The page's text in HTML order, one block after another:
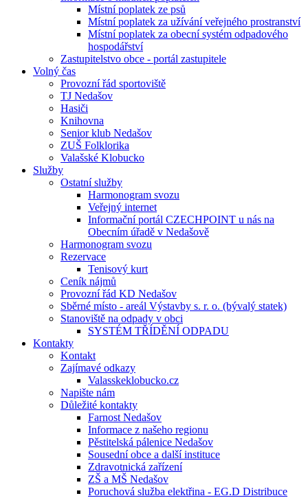
Místní poplatek ze psů
Místní poplatek za užívání veřejného prostranství
Místní poplatek za obecní systém odpadového
hospodářství
Zastupitelstvo obce - portál zastupitele
Volný čas
Provozní řád sportoviště
TJ Nedašov
Hasiči
Knihovna
Senior klub Nedašov
ZUŠ Folklorika
Valašské Klobucko
Služby
Ostatní služby
Harmonogram svozu
Veřejný internet
Informační portál CZECHPOINT u nás na
Obecním úřadě v Nedašově
Harmonogram svozu
Rezervace
Tenisový kurt
Ceník nájmů
Provozní řád KD Nedašov
Sběrné místo - areál Výstavby s. r. o. (bývalý statek)
Stanoviště na odpady v obci
SYSTÉM TŘÍDĚNÍ ODPADU
Kontakty
Kontakt
Zajímavé odkazy
Valasskeklobucko.cz
Napište nám
Důležité kontakty
Farnost Nedašov
Informace z našeho regionu
Pěstitelská pálenice Nedašov
Sousední obce a další instituce
Zdravotnická zařízení
ZŠ a MŠ Nedašov
Poruchová služba elektřina - EG.D Distribuce